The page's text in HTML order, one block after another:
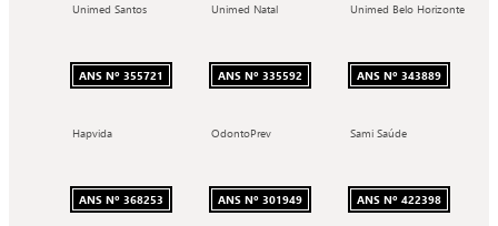
Unimed Santos
ANS Nº 355721
Unimed Natal
ANS Nº 335592
Unimed Belo Horizonte
ANS Nº 343889
Hapvida
ANS Nº 368253
OdontoPrev
ANS Nº 301949
Sami Saúde
ANS Nº 422398